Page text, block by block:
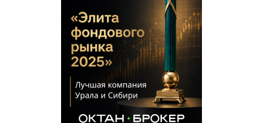
был удивлен, потому что он весит 100 кг. И когда
звонил им на горячую линию — менеджеры
всегда вежливые, а я это очень ценю!
Жанна 8 мая 2014 в 13:58:
Магазином Nama.ru воспользовалась пока один
раз, покупала ребенку коляску-трансформер,
стульчик для кормления и авто-кресло. Цены
приятно удивили. При оформлении заказа
понадобилась помощь и я воспользовалась